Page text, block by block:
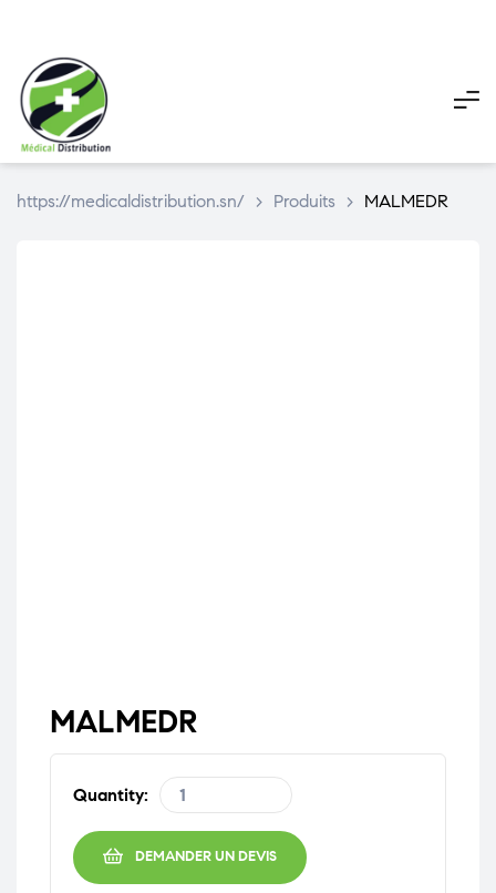
https://medicaldistribution.sn/ > Produits > MALMEDR
MALMEDR
Quantity:
DEMANDER UN DEVIS